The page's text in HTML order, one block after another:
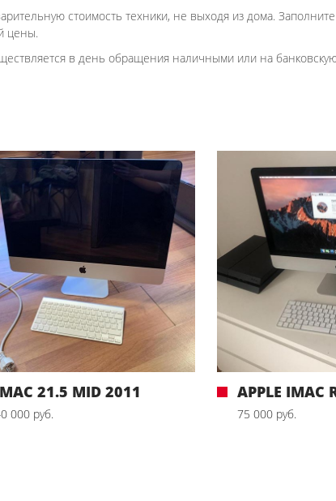
стоимость техники, не выходя из дома. Заполните
цены.
в день обращения наличными или на банковскую
21.5 MID 2011
000 руб.
APPLE IMAC
75 000 руб.